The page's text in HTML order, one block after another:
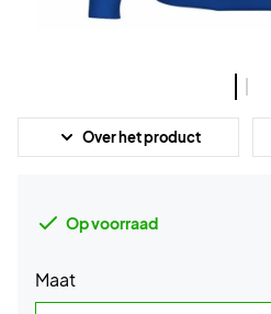
Over het product
Op voorraad
Maat